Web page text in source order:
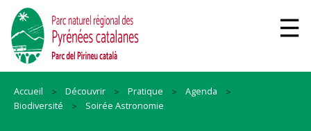
Accueil Découvrir Pratique
Agenda
Biodiversité
Soirée Astronomie